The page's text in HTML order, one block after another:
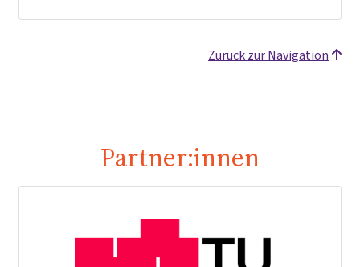
Zurück zur Navigation
Partner:innen